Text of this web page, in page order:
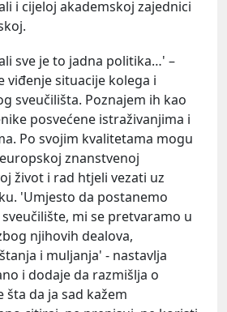
i cijeloj akademskoj zajednici
sve je to jadna politika…' –
viđenje situacije kolega i
sveučilišta. Poznajem ih kao
posvećene istraživanjima i
Po svojim kvalitetama mogu
znanstvenoj
život i rad htjeli vezati uz
'Umjesto da postanemo
mi se pretvaramo u
njihovih dealova,
i muljanja' - nastavlja
i dodaje da razmišlja o
da ja sad kažem